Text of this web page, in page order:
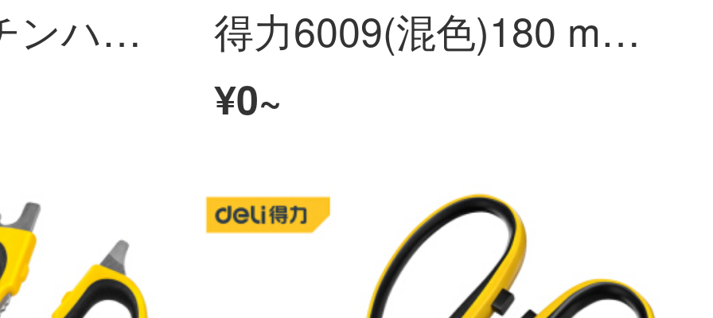
ドイツ輸入キッチンハサミ強力鶏骨剪断家庭用ステンレス多機能ハサミ専用骨切りハサミドイツ世代強力鶏骨剪断【グレー】 得力6009(混色)180 mm办公室家庭用生活剪刀5把装办公室工具用品
¥0~